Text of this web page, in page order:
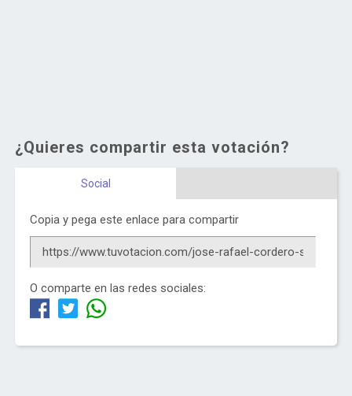
¿Quieres compartir esta votación?
Social
Copia y pega este enlace para compartir
O comparte en las redes sociales: